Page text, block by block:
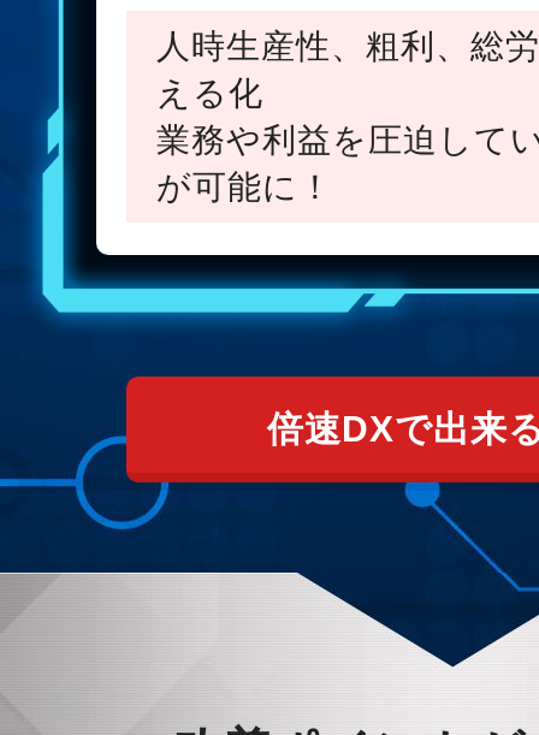
人時生産性、粗利、総
える化
業務や利益を圧迫して
が可能に！
倍速DXで出来